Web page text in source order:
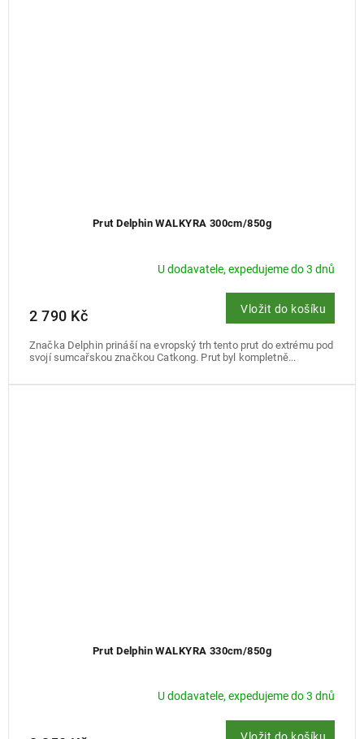
Prut Delphin WALKYRA 300cm/850g
U dodavatele, expedujeme do 3 dnů
2 790 Kč Vložit do košíku
Značka Delphin prináší na evropský trh tento prut do extrému pod
svojí sumcařskou značkou Catkong. Prut byl kompletně...
Prut Delphin WALKYRA 330cm/850g
U dodavatele, expedujeme do 3 dnů